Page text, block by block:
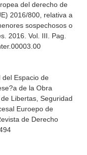
del derecho de
2016/800, relativa a
sospechosos o
2016. Vol. III. Pag.
del Espacio de
de la Obra
Libertas, Seguridad
Euroepo de
de Derecho